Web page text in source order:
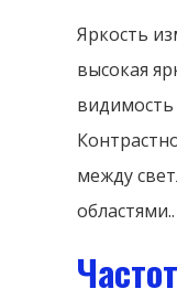
Яркость
высокая
видимость
между
областями..